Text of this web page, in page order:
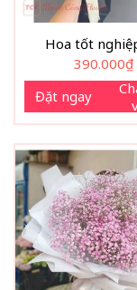
Hoa tốt
390.000₫
Đặt ngay